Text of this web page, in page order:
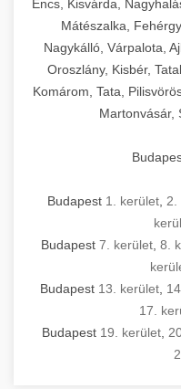
Encs, Kisvárda,
Mátészalka,
Nagykálló, Várpalota,
Oroszlány, Kisbér,
Komárom, Tata,
Martonvásár,
Budapest 1. kerület 2.
Budapest 7. kerület, 8.
Budapest 13. kerület
17.
Budapest 19. kerület